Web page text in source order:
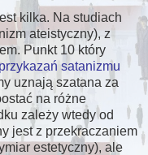
kilka. Na studiach
ateistyczny), z
Punkt 10 który
satanizmu
uznają szatana za
na różne
zależy wtedy od
jest z przekraczaniem
estetyczny), ale